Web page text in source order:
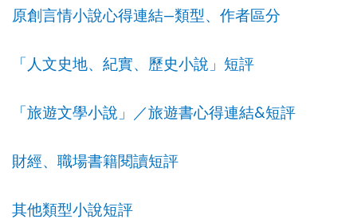
原創言情小說心得連結—類型、作者區分
「人文史地、紀實、歷史小說」短評
「旅遊文學小說」／旅遊書心得連結&短評
財經、職場書籍閱讀短評
其他類型小說短評